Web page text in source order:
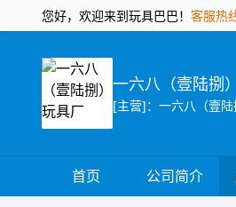
您好，欢迎来到玩具巴巴！ 客服热
一六八（壹陆捌
首页 公司简介